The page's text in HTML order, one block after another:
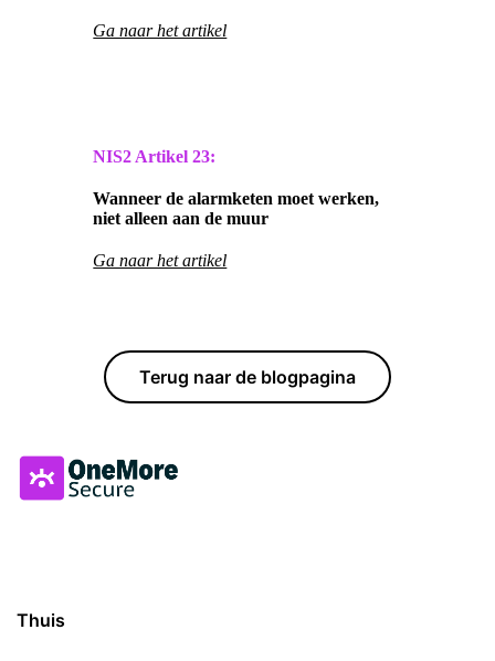
Ga naar het artikel
NIS2 Artikel23:
Wanneer de alarmketen moet werken,
niet alleen aan de muur
Ga naar het artikel
Terug naar de blogpagina
Thuis